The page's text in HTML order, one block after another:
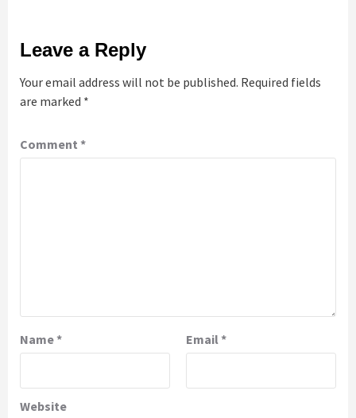
Leave a Reply
Your email address will not be published. Required fields
are marked *
Comment *
Name* Email *
Website